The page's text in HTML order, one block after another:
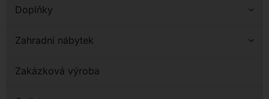
Doplňky
Zahradní nábytek
Zakázková výroba